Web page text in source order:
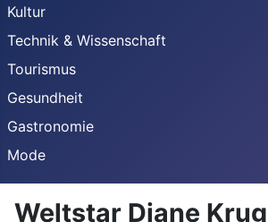
Kultur
Technik & Wissenschaft
Tourismus
Gesundheit
Gastronomie
Mode
Weltstar Diane